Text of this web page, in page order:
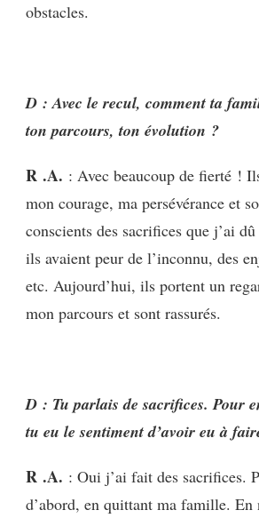
obstacles.
D : Avec le recul, comment ta
ton parcours, ton évolution ?
R .A. : Avec beaucoup de fierté !
mon courage, ma persévérance et
conscients des sacrifices que j’ai
ils avaient peur de l’inconnu, des
etc. Aujourd’hui, ils portent un
mon parcours et sont rassurés.
D : Tu parlais de sacrifices. Pour
tu eu le sentiment d’avoir eu à
R .A. : Oui j’ai fait des sacrifices.
d’abord, en quittant ma famille. En